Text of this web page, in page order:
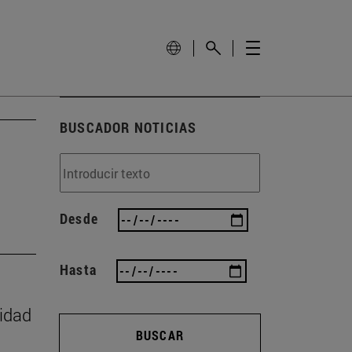
BUSCADOR NOTICIAS
Desde
Hasta
BUSCAR